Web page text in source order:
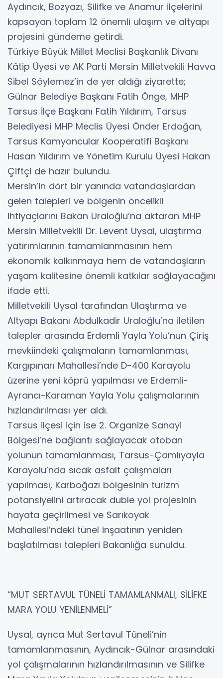
Aydıncık, Bozyazı, Silifke ve Anamur ilçelerini
kapsayan toplam 12 önemli ulaşım ve altyapı
projesini gündeme getirdi.
Türkiye Büyük Millet Meclisi Başkanlık Divanı
Kâtip Üyesi ve AK Parti Mersin Milletvekili Havva
Sibel Söylemez’in de yer aldığı ziyarette;
Gülnar Belediye Başkanı Fatih Önge, MHP
Tarsus İlçe Başkanı Fatih Yıldırım, Tarsus
Belediyesi MHP Meclis Üyesi Önder Erdoğan,
Tarsus Kamyoncular Kooperatifi Başkanı
Hasan Yıldırım ve Yönetim Kurulu Üyesi Hakan
Çiftçi de hazır bulundu.
Mersin’in dört bir yanında vatandaşlardan
gelen talepleri ve bölgenin öncelikli
ihtiyaçlarını Bakan Uraloğlu’na aktaran MHP
Mersin Milletvekili Dr. Levent Uysal, ulaştırma
yatırımlarının tamamlanmasının hem
ekonomik kalkınmaya hem de vatandaşların
yaşam kalitesine önemli katkılar sağlayacağını
ifade etti.
Milletvekili Uysal tarafından Ulaştırma ve
Altyapı Bakanı Abdulkadir Uraloğlu’na iletilen
talepler arasında Erdemli Yayla Yolu’nun Çiriş
mevkiindeki çalışmaların tamamlanması,
Kargıpınarı Mahallesi’nde D-400 Karayolu
üzerine yeni köprü yapılması ve Erdemli-
Ayrancı-Karaman Yayla Yolu çalışmalarının
hızlandırılması yer aldı.
Tarsus ilçesi için ise 2. Organize Sanayi
Bölgesi’ne bağlantı sağlayacak otoban
yolunun tamamlanması, Tarsus-Çamlıyayla
Karayolu’nda sıcak asfalt çalışmaları
yapılması, Karboğazı bölgesinin turizm
potansiyelini artıracak duble yol projesinin
hayata geçirilmesi ve Sarıkoyak
Mahallesi’ndeki tünel inşaatının yeniden
başlatılması talepleri Bakanlığa sunuldu.
“MUT SERTAVUL TÜNELİ TAMAMLANMALI, SİLİFKE
MARA YOLU YENİLENMELİ”
Uysal, ayrıca Mut Sertavul Tüneli’nin
tamamlanmasının, Aydıncık-Gülnar arasındaki
yol çalışmalarının hızlandırılmasının ve Silifke